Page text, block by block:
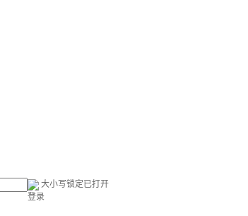
大小写锁定已打开
登录